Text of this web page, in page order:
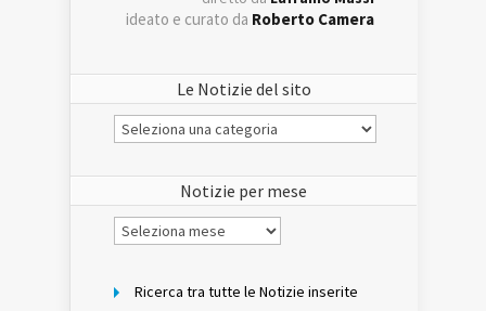
ideato e curato da Roberto Camera
Le Notizie del sito
Le
Notizie
Notizie per mese
Notizie
per
Ricerca tra tutte le Notizie inserite